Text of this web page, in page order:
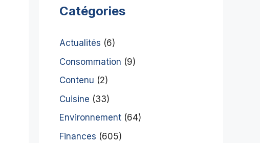
Catégories
Actualités (6)
Consommation (9)
Contenu (2)
Cuisine (33)
Environnement (64)
Finances (605)